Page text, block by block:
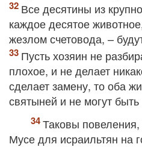
Все десятины из
каждое десятое
жезлом счетовода, –
Пусть хозяин не
плохое, и не делает
сделает замену, то оба
святыней и не могут
Таковы
Мусе для исраильтян на